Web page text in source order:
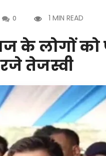
0 1 MIN READ
के लोगों को
तेजस्वी